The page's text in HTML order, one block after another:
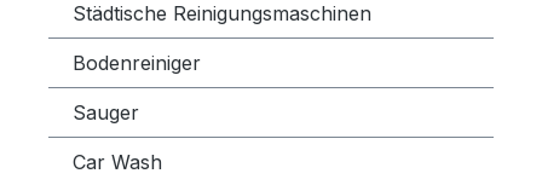
Städtische Reinigungsmaschinen
Bodenreiniger
Sauger
Car Wash